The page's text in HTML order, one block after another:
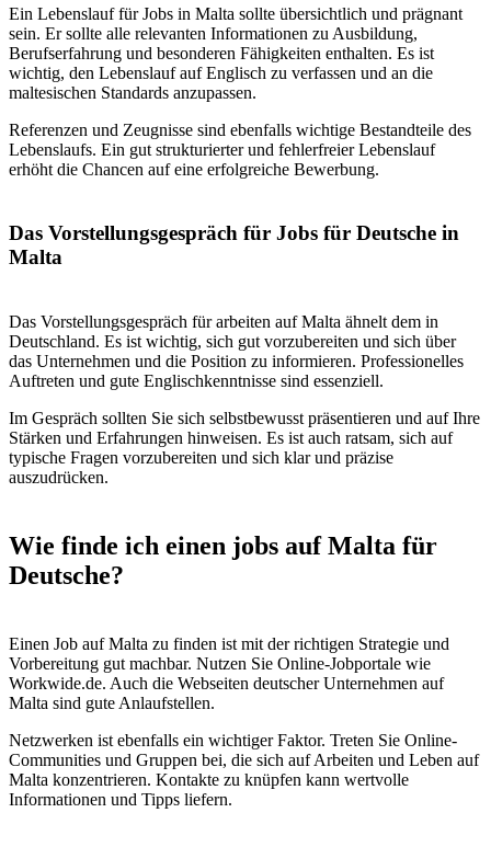
Ein Lebenslauf für Jobs in Malta sollte übersichtlich und prägnant
sein. Er sollte alle relevanten Informationen zu Ausbildung,
Berufserfahrung und besonderen Fähigkeiten enthalten. Es ist
wichtig, den Lebenslauf auf Englisch zu verfassen und an die
maltesischen Standards anzupassen.
Referenzen und Zeugnisse sind ebenfalls wichtige Bestandteile des
Lebenslaufs. Ein gut strukturierter und fehlerfreier Lebenslauf
erhöht die Chancen auf eine erfolgreiche Bewerbung.
Das Vorstellungsgespräch für Jobs für Deutsche in
Malta
Das Vorstellungsgespräch für arbeiten auf Malta ähnelt dem in
Deutschland. Es ist wichtig, sich gut vorzubereiten und sich über
das Unternehmen und die Position zu informieren. Professionelles
Auftreten und gute Englischkenntnisse sind essenziell.
Im Gespräch sollten Sie sich selbstbewusst präsentieren und auf Ihre
Stärken und Erfahrungen hinweisen. Es ist auch ratsam, sich auf
typische Fragen vorzubereiten und sich klar und präzise
auszudrücken.
Wie finde ich einen jobs auf Malta für
Deutsche?
Einen Job auf Malta zu finden ist mit der richtigen Strategie und
Vorbereitung gut machbar. Nutzen Sie Online-Jobportale wie
Workwide.de. Auch die Webseiten deutscher Unternehmen auf
Malta sind gute Anlaufstellen.
Netzwerken ist ebenfalls ein wichtiger Faktor. Treten Sie Online-
Communities und Gruppen bei, die sich auf Arbeiten und Leben auf
Malta konzentrieren. Kontakte zu knüpfen kann wertvolle
Informationen und Tipps liefern.